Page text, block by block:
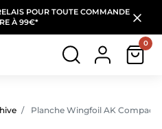
POUR TOUTE COMMANDE
À 99€*
0
Planche Wingfoil AK Compact